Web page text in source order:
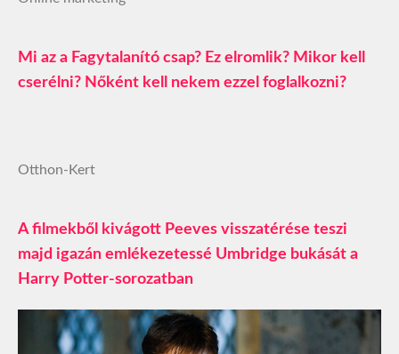
Mi az a Fagytalanító csap? Ez elromlik? Mikor kell
cserélni? Nőként kell nekem ezzel foglalkozni?
Otthon-Kert
A filmekből kivágott Peeves visszatérése teszi
majd igazán emlékezetessé Umbridge bukását a
Harry Potter-sorozatban